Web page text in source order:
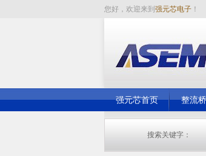
您好，欢迎来到 强元芯电子 ！
强元芯首页 整流
搜索关键字：